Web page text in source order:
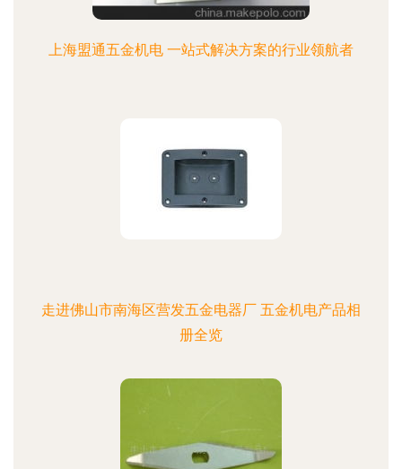
上海盟通五金机电 一站式解决方案的行业领航者
走进佛山市南海区营发五金电器厂 五金机电产品相
册全览